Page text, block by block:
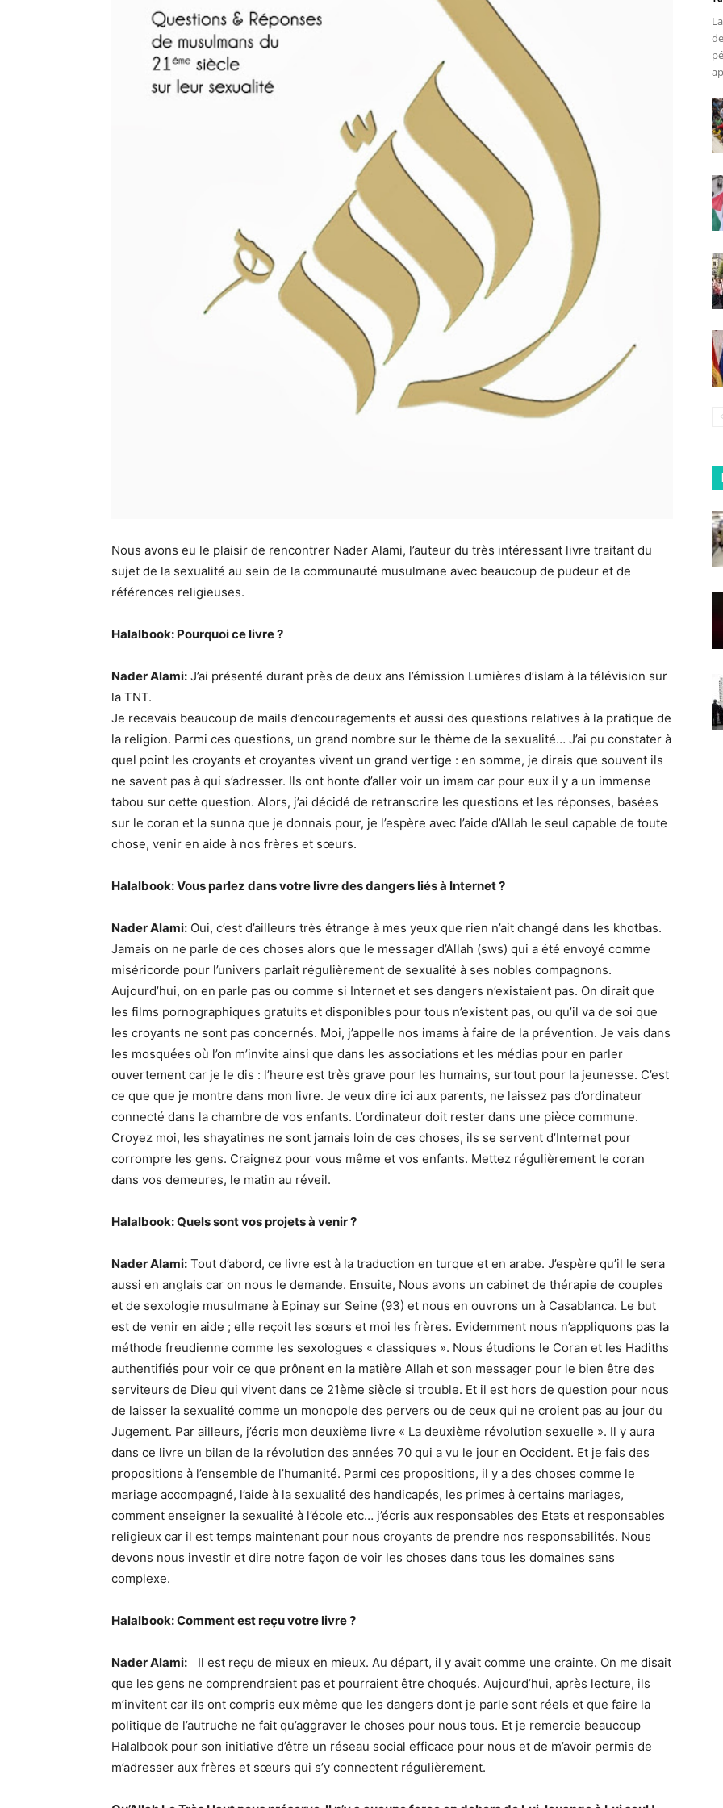
Nous avons eu le plaisir de rencontrer Nader Alami, l’auteur du très intéressant livre traitant du
sujet de la sexualité au sein de la communauté musulmane avec beaucoup de pudeur et de
références religieuses.
Halalbook: Pourquoi ce livre ?
Nader Alami: J’ai présenté durant près de deux ans l’émission Lumières d’islam à la télévision sur
la TNT.
Je recevais beaucoup de mails d’encouragements et aussi des questions relatives à la pratique de
la religion. Parmi ces questions, un grand nombre sur le thème de la sexualité… J’ai pu constater à
quel point les croyants et croyantes vivent un grand vertige : en somme, je dirais que souvent ils
ne savent pas à qui s’adresser. Ils ont honte d’aller voir un imam car pour eux il y a un immense
tabou sur cette question. Alors, j’ai décidé de retranscrire les questions et les réponses, basées
sur le coran et la sunna que je donnais pour, je l’espère avec l’aide d’Allah le seul capable de toute
chose, venir en aide à nos frères et sœurs.
Halalbook: Vous parlez dans votre livre des dangers liés à Internet ?
Nader Alami: Oui, c’est d’ailleurs très étrange à mes yeux que rien n’ait changé dans les khotbas.
Jamais on ne parle de ces choses alors que le messager d’Allah (sws) qui a été envoyé comme
miséricorde pour l’univers parlait régulièrement de sexualité à ses nobles compagnons.
Aujourd’hui, on en parle pas ou comme si Internet et ses dangers n’existaient pas. On dirait que
les films pornographiques gratuits et disponibles pour tous n’existent pas, ou qu’il va de soi que
les croyants ne sont pas concernés. Moi, j’appelle nos imams à faire de la prévention. Je vais dans
les mosquées où l’on m’invite ainsi que dans les associations et les médias pour en parler
ouvertement car je le dis : l’heure est très grave pour les humains, surtout pour la jeunesse. C’est
ce que que je montre dans mon livre. Je veux dire ici aux parents, ne laissez pas d’ordinateur
connecté dans la chambre de vos enfants. L’ordinateur doit rester dans une pièce commune.
Croyez moi, les shayatines ne sont jamais loin de ces choses, ils se servent d’Internet pour
corrompre les gens. Craignez pour vous même et vos enfants. Mettez régulièrement le coran
dans vos demeures, le matin au réveil.
Halalbook: Quels sont vos projets à venir ?
Nader Alami: Tout d’abord, ce livre est à la traduction en turque et en arabe. J’espère qu’il le sera
aussi en anglais car on nous le demande. Ensuite, Nous avons un cabinet de thérapie de couples
et de sexologie musulmane à Epinay sur Seine (93) et nous en ouvrons un à Casablanca. Le but
est de venir en aide ; elle reçoit les sœurs et moi les frères. Evidemment nous n’appliquons pas la
méthode freudienne comme les sexologues « classiques ». Nous étudions le Coran et les Hadiths
authentifiés pour voir ce que prônent en la matière Allah et son messager pour le bien être des
serviteurs de Dieu qui vivent dans ce 21ème siècle si trouble. Et il est hors de question pour nous
de laisser la sexualité comme un monopole des pervers ou de ceux qui ne croient pas au jour du
Jugement. Par ailleurs, j’écris mon deuxième livre « La deuxième révolution sexuelle ». Il y aura
dans ce livre un bilan de la révolution des années 70 qui a vu le jour en Occident. Et je fais des
propositions à l’ensemble de l’humanité. Parmi ces propositions, il y a des choses comme le
mariage accompagné, l’aide à la sexualité des handicapés, les primes à certains mariages,
comment enseigner la sexualité à l’école etc… j’écris aux responsables des Etats et responsables
religieux car il est temps maintenant pour nous croyants de prendre nos responsabilités. Nous
devons nous investir et dire notre façon de voir les choses dans tous les domaines sans
complexe.
Halalbook: Comment est reçu votre livre ?
Nader Alami: Il est reçu de mieux en mieux. Au départ, il y avait comme une crainte. On me disait
que les gens ne comprendraient pas et pourraient être choqués. Aujourd’hui, après lecture, ils
m’invitent car ils ont compris eux même que les dangers dont je parle sont réels et que faire la
politique de l’autruche ne fait qu’aggraver le choses pour nous tous. Et je remercie beaucoup
Halalbook pour son initiative d’être un réseau social efficace pour nous et de m’avoir permis de
m’adresser aux frères et sœurs qui s’y connectent régulièrement.